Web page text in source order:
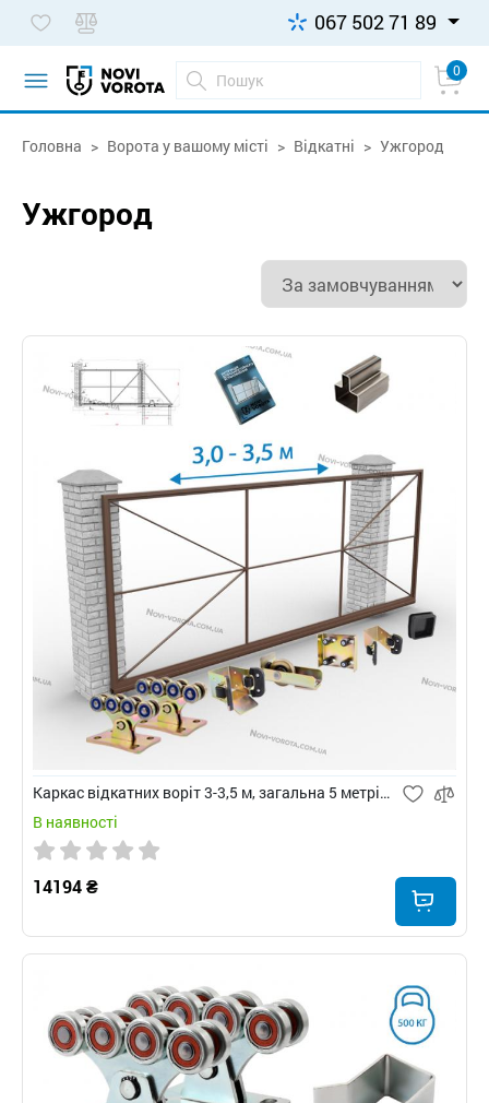
067 502 71 89
0
Головна Ворота у вашому місті Відкатні Ужгород
Ужгород
Каркас відкатних воріт 3-3,5 м, загальна 5 метрів з квадратною противагою
В наявності
14194 ₴